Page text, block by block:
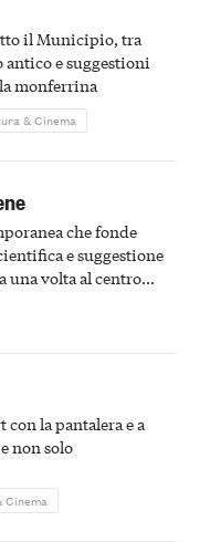
il Municipio, tra
e suggestioni
monferrina
& Cinema
che fonde
e suggestione
una volta al centro
del passato astigiano
la pantalera e a
non solo
Cinema